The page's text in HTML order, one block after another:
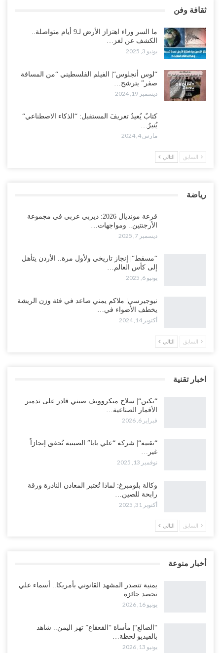
ثقافة وفن
ما السر وراء اهتزاز الأرض لـ9 أيام متواصلة..
الكشف عن لغز…
يونيو 3, 2025
“لوس أنجلوس“| الفيلم الفلسطيني “من المسافة
صفر” يترشح…
ديسمبر 19, 2024
كتابٌ يُعيدُ تعريفَ المستقبل: “الذكاء الاصطناعي“
يُنيرُ…
مارس 4, 2024
السابق التالي
رياضة
قرعة مونديال 2026: ديربي عربي في مجموعة
الأرجنتين.. ومواجهات…
ديسمبر 7, 2025
“مسقط“| إنجاز تاريخي ولأول مرة.. الأردن يتأهل
إلى كأس العالم…
يونيو 6, 2025
نيوجيرسي| ملاكم يمني صاعد في فئة وزن الريشة
يخطف الأضواء في…
أكتوبر 14, 2024
السابق التالي
اخبار تقنية
“بكين“| سلاح ميكروويف صيني قادر على تدمير
الأقمار الصناعية…
فبراير 6, 2026
“تقنية“| شركة “علي بابا” الصينية تُحقق إنجازاً
غير…
نوفمبر 13, 2025
وكالة بلومبرغ: لماذا تُعتبر المعادن النادرة ورقة
رابحة للصين…
أكتوبر 31, 2025
السابق التالي
أخبار منوعة
يمنية تتصدر المشهد القانوني بأمريكا.. أسماء علي
تحصد جائزة…
يونيو 16, 2026
“الضالع“| مأساة “القعقاع” تهز اليمن.. شاهد
بالفيديو لحظة…
يونيو 13, 2026